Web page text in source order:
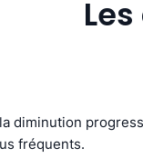
diminution
fréquents.